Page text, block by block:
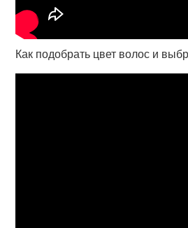
Как подобрать цвет волос и